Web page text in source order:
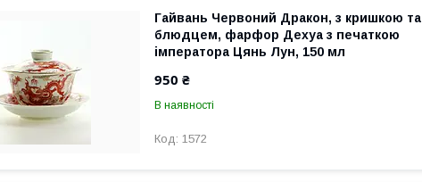
Гайвань Червоний Дракон, з кришкою та
блюдцем, фарфор Дехуа з печаткою
імператора Цянь Лун, 150 мл
950 ₴
В наявності
1572